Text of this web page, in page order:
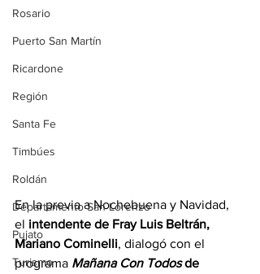
Rosario
Puerto San Martín
Ricardone
Región
Santa Fe
Timbúes
Roldán
Departamento San Lorenzo
Pujato
Turismo
En la previa a Nochebuena y Navidad,
el intendente de Fray Luis Beltrán,
Mariano Cominelli, dialogó con el
programa Mañana Con Todos de